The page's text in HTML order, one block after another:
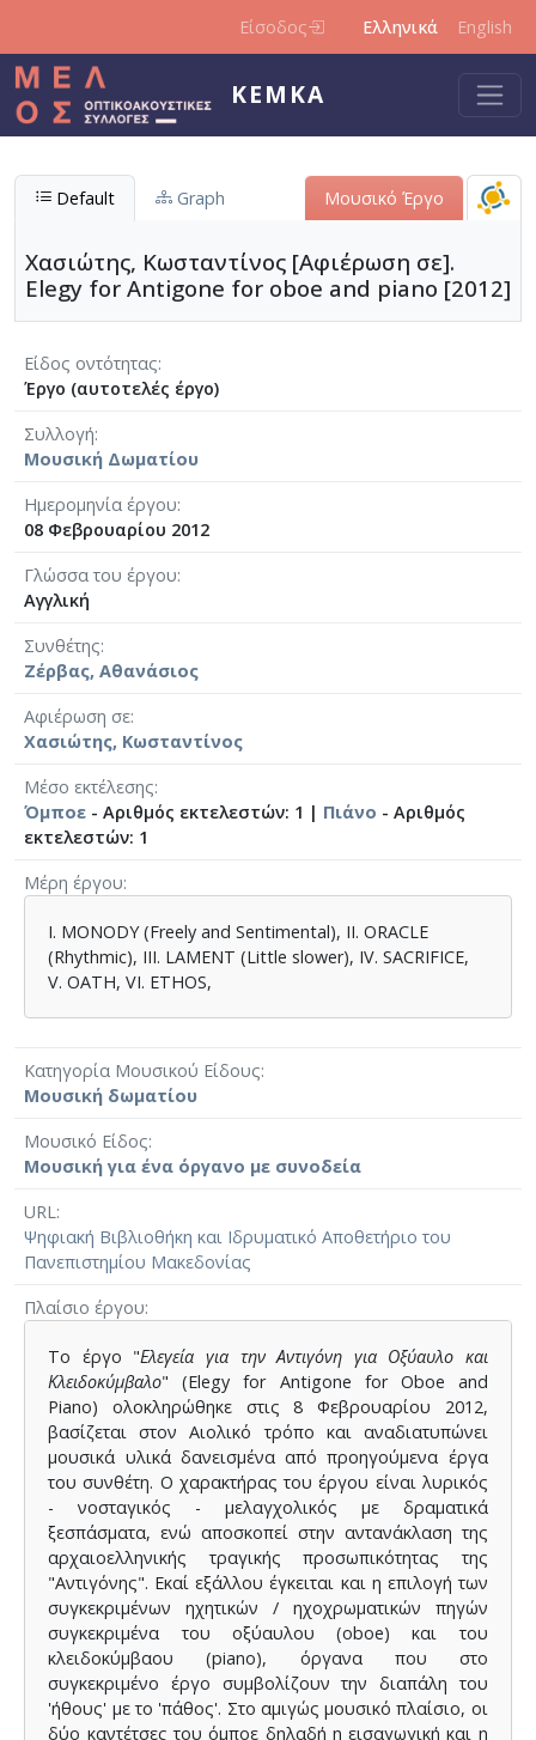
Είσοδος Ελληνικά English
ΚΕΜΚΑ
Default Graph Μουσικό Έργο
Χασιώτης, Κωσταντίνος [Αφιέρωση σε].
Elegy for Antigone for oboe and piano [2012]
Είδος οντότητας
Έργο (αυτοτελές έργο)
Συλλογή
Μουσική Δωματίου
Ημερομηνία έργου
08 Φεβρουαρίου 2012
Γλώσσα του έργου
Αγγλική
Συνθέτης
Ζέρβας, Αθανάσιος
Αφιέρωση σε
Χασιώτης, Κωσταντίνος
Μέσο εκτέλεσης
Όμποε - Αριθμός εκτελεστών: 1 | Πιάνο - Αριθμός
εκτελεστών: 1
Μέρη έργου
Ι. MONODY (Freely and Sentimental), ΙΙ. ORACLE
(Rhythmic), III. LAMENT (Little slower), IV. SACRIFICE,
V. OATH, VI. ETHOS,
Κατηγορία Μουσικού Είδους
Μουσική δωματίου
Μουσικό Είδος
Μουσική για ένα όργανο με συνοδεία
URL
Ψηφιακή Βιβλιοθήκη και Ιδρυματικό Αποθετήριο του
Πανεπιστημίου Μακεδονίας
Πλαίσιο έργου
Το έργο "Ελεγεία για την Αντιγόνη για Οξύαυλο και
Κλειδοκύμβαλο" (Elegy for Antigone for Oboe and
Piano) ολοκληρώθηκε στις 8 Φεβρουαρίου 2012,
βασίζεται στον Αιολικό τρόπο και αναδιατυπώνει
μουσικά υλικά δανεισμένα από προηγούμενα έργα
του συνθέτη. Ο χαρακτήρας του έργου είναι λυρικός
- νοσταγικός - μελαγχολικός με δραματικά
ξεσπάσματα, ενώ αποσκοπεί στην αντανάκλαση της
αρχαιοελληνικής τραγικής προσωπικότητας της
"Αντιγόνης". Εκαί εξάλλου έγκειται και η επιλογή των
συγκεκριμένων ηχητικών / ηχοχρωματικών πηγών
συγκεκριμένα του οξύαυλου (oboe) και του
κλειδοκύμβαου (piano), όργανα που στο
συγκεκριμένο έργο συμβολίζουν την διαπάλη του
'ήθους' με το 'πάθος'. Στο αμιγώς μουσικό πλαίσιο, οι
δύο καντέτσες του όμποε δηλαδή η εισαγωγική και η